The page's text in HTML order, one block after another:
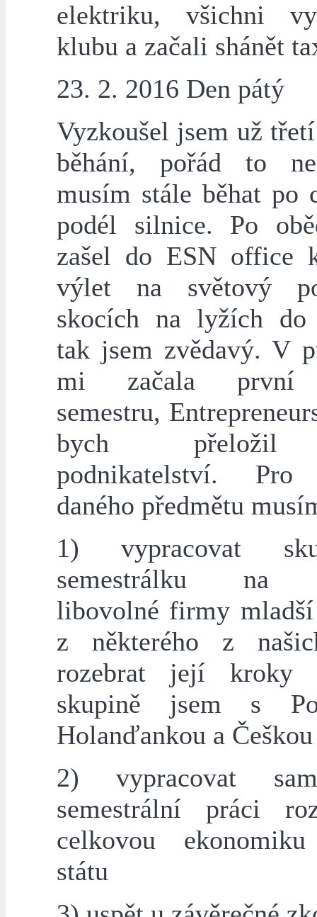
elektriku, všichni
klubu a začali shánět
23. 2. 2016 Den pátý
Vyzkoušel jsem už
běhání, pořád to
musím stále běhat po
podél silnice. Po
zašel do ESN office
výlet na světový
skocích na lyžích do
tak jsem zvědavý. V
mi začala první
semestru,
bych
podnikatelství. Pro
daného předmětu
1) vypracovat
semestrálku na
libovolné firmy
z některého z
rozebrat její kroky
skupině jsem s
Holanďankou a Češkou
2) vypracovat
semestrální práci
celkovou
státu